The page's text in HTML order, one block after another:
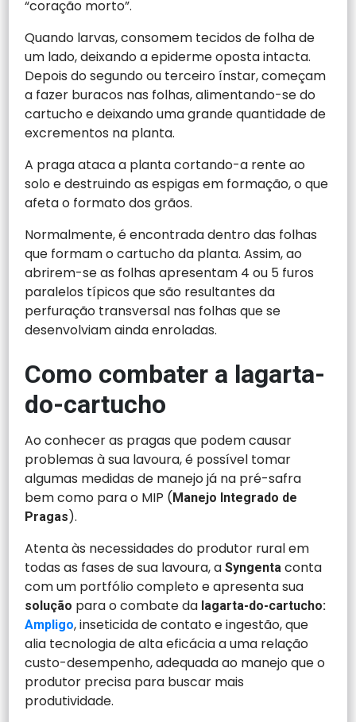
“coração morto”.
Quando larvas, consomem tecidos de folha de
um lado, deixando a epiderme oposta intacta.
Depois do segundo ou terceiro ínstar, começam
a fazer buracos nas folhas, alimentando-se do
cartucho e deixando uma grande quantidade de
excrementos na planta.
A praga ataca a planta cortando-a rente ao
solo e destruindo as espigas em formação, o que
afeta o formato dos grãos.
Normalmente, é encontrada dentro das folhas
que formam o cartucho da planta. Assim, ao
abrirem-se as folhas apresentam 4 ou 5 furos
paralelos típicos que são resultantes da
perfuração transversal nas folhas que se
desenvolviam ainda enroladas.
Como combater a lagarta-
do-cartucho
Ao conhecer as pragas que podem causar
problemas à sua lavoura, é possível tomar
algumas medidas de manejo já na pré-safra
bem como para o MIP (Manejo Integrado de
Pragas).
Atenta às necessidades do produtor rural em
todas as fases de sua lavoura, aSyngenta conta
com um portfólio completo e apresenta sua
solução para o combate da lagarta-do-cartucho:
Ampligo, inseticida de contato e ingestão, que
alia tecnologia de alta eficácia a uma relação
custo-desempenho, adequada ao manejo que o
produtor precisa para buscar mais
produtividade.